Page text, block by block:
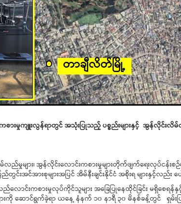
းမှုကျူးလွန်ရာတွင် အသုံးပြုသည့် ပစ္စည်းများနှင့် အွန်လိုင်း
များ၊ အွန်လိုင်းလောင်းကစားမှုများတိုက်ဖျက်ရေးလုပ်ငန်းစဉ်
တွင်းအင်အားစုများအပြင် အိမ်နီးချင်းနိုင်ငံ အစိုးရ များနှင့်လ
ောင်းကစားမှုလုပ်ကိုင်သူများ အခြေပြုနေထိုင်ခြင်း မရှိစေရ
ျားကို ဆောင်ရွက်ခဲ့ရာ ယနေ့ နံနက် ၁၀ နာရီ ၃၀ မိနစ်ခန့်တွင် ရှ